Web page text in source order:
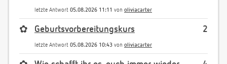
letzte Antwort 05.08.2026 11:11 von oliviacarter
2
✿ Geburtsvorbereitungskurs
letzte Antwort 05.08.2026 10:43 von oliviacarter